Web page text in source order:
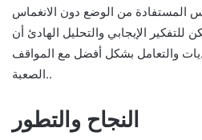
المستفادة من الوضع دون الانغماس
الإيجابي والتحليل الهادئ أن
والتعامل بشكل أفضل مع المواقف
الصعبة..
النجاح والتطور